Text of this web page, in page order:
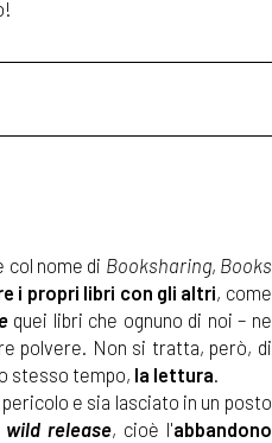
col nome di Booksharing, Books
i propri libri con gli altri, come
quei libri che ognuno di noi – ne
polvere. Non si tratta, però, di
stesso tempo, la lettura.
e sia lasciato in un posto
wild release, cioè l'abbandono